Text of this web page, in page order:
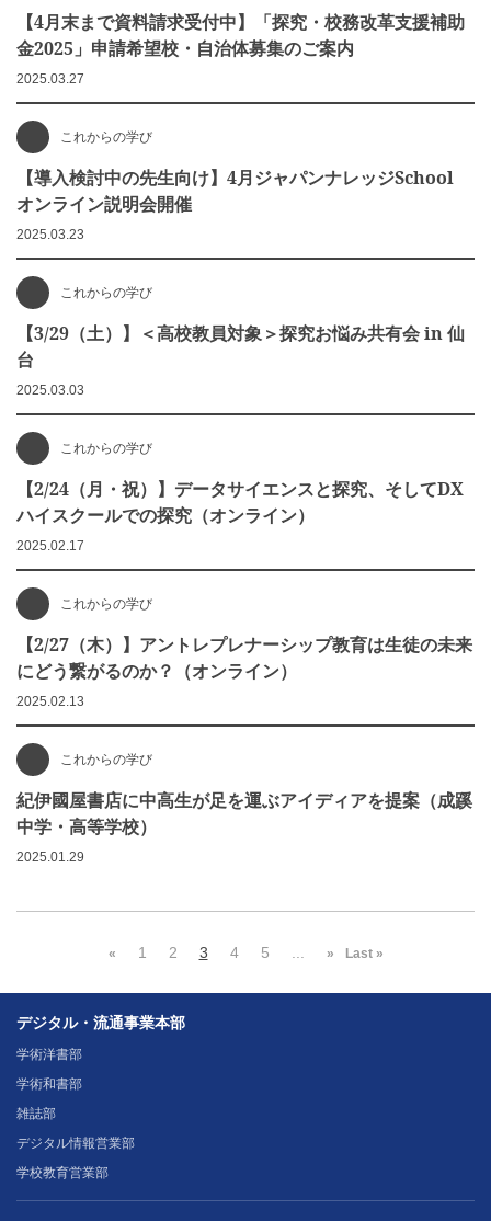
【4月末まで資料請求受付中】「探究・校務改革支援補助
金2025」申請希望校・自治体募集のご案内
2025.03.27
これからの学び
【導入検討中の先生向け】4月ジャパンナレッジSchool
オンライン説明会開催
2025.03.23
これからの学び
【3/29（土）】＜高校教員対象＞探究お悩み共有会 in 仙
台
2025.03.03
これからの学び
【2/24（月・祝）】データサイエンスと探究、そしてDX
ハイスクールでの探究（オンライン）
2025.02.17
これからの学び
【2/27（木）】アントレプレナーシップ教育は生徒の未来
にどう繋がるのか？（オンライン）
2025.02.13
これからの学び
紀伊國屋書店に中高生が足を運ぶアイディアを提案（成蹊
中学・高等学校）
2025.01.29
« 1 2 3 4 5 » Last »
デジタル・流通事業本部
学術洋書部
学術和書部
雑誌部
デジタル情報営業部
学校教育営業部